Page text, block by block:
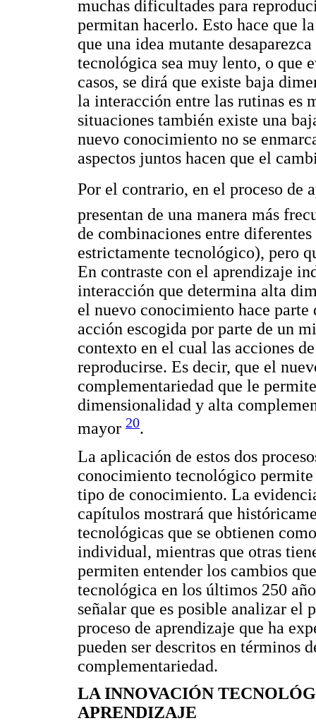
muchas dificultades para
permitan hacerlo. Esto hace que
que una idea mutante
tecnológica sea muy lento, o que
casos, se dirá que existe baja
la interacción entre las rutinas es
situaciones también existe una
nuevo conocimiento no se
aspectos juntos hacen que el
Por el contrario, en el proceso de
presentan de una manera más
de combinaciones entre
estrictamente tecnológico), pero
En contraste con el aprendizaje
interacción que determina alta
el nuevo conocimiento hace parte
acción escogida por parte de un
contexto en el cual las acciones
reproducirse. Es decir, que el
complementariedad que le
dimensionalidad y alta
mayor 20.
La aplicación de estos dos
conocimiento tecnológico
tipo de conocimiento. La
capítulos mostrará que
tecnológicas que se obtienen
individual, mientras que otras
permiten entender los cambios
tecnológica en los últimos 250
señalar que es posible analizar el
proceso de aprendizaje que ha
pueden ser descritos en términos
complementariedad.
LA INNOVACIÓN
APRENDIZAJE